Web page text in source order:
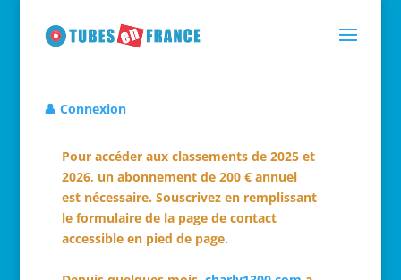
👤 Connexion
Pour accéder aux classements de 2025 et
2026, un abonnement de 200 € annuel
est nécessaire. Souscrivez en remplissant
le formulaire de la page de contact
accessible en pied de page.